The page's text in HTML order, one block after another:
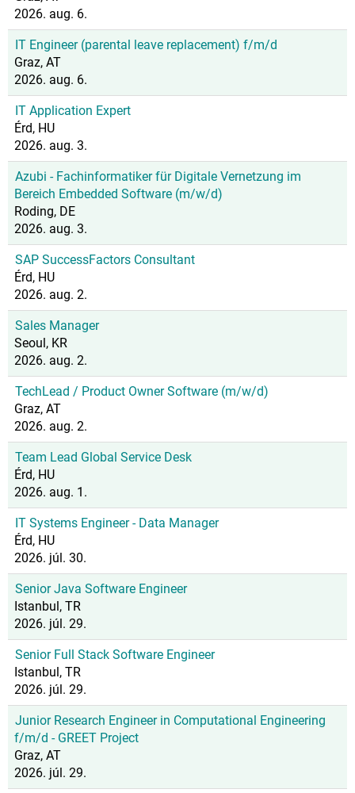
2026. aug. 6.
IT Engineer (parental leave replacement) f/m/d
Graz, AT
2026. aug. 6.
IT Application Expert
Érd, HU
2026. aug. 3.
Azubi - Fachinformatiker für Digitale Vernetzung im
Bereich Embedded Software (m/w/d)
Roding, DE
2026. aug. 3.
SAP SuccessFactors Consultant
Érd, HU
2026. aug. 2.
Sales Manager
Seoul, KR
2026. aug. 2.
TechLead / Product Owner Software (m/w/d)
Graz, AT
2026. aug. 2.
Team Lead Global Service Desk
Érd, HU
2026. aug. 1.
IT Systems Engineer - Data Manager
Érd, HU
2026. júl. 30.
Senior Java Software Engineer
Istanbul, TR
2026. júl. 29.
Senior Full Stack Software Engineer
Istanbul, TR
2026. júl. 29.
Junior Research Engineer in Computational Engineering
f/m/d - GREET Project
Graz, AT
2026. júl. 29.